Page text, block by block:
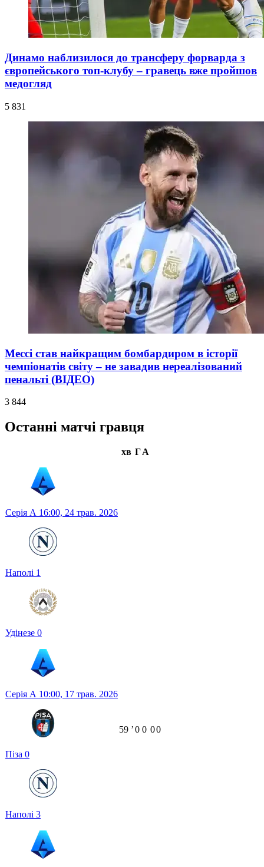
Динамо наблизилося до трансферу форварда з
європейського топ-клубу – гравець вже пройшов
медогляд
5 831
Мессі став найкращим бомбардиром в історії
чемпіонатів світу – не завадив нереалізований
пенальті (ВІДЕО)
3 844
Останні матчі гравця
хв ГА
Серія А 16:00, 24 трав. 2026
Наполі 1
Удінезе 0
Серія А 10:00, 17 трав. 2026
Піза 0
Наполі 3
59 ʼ0 0 00